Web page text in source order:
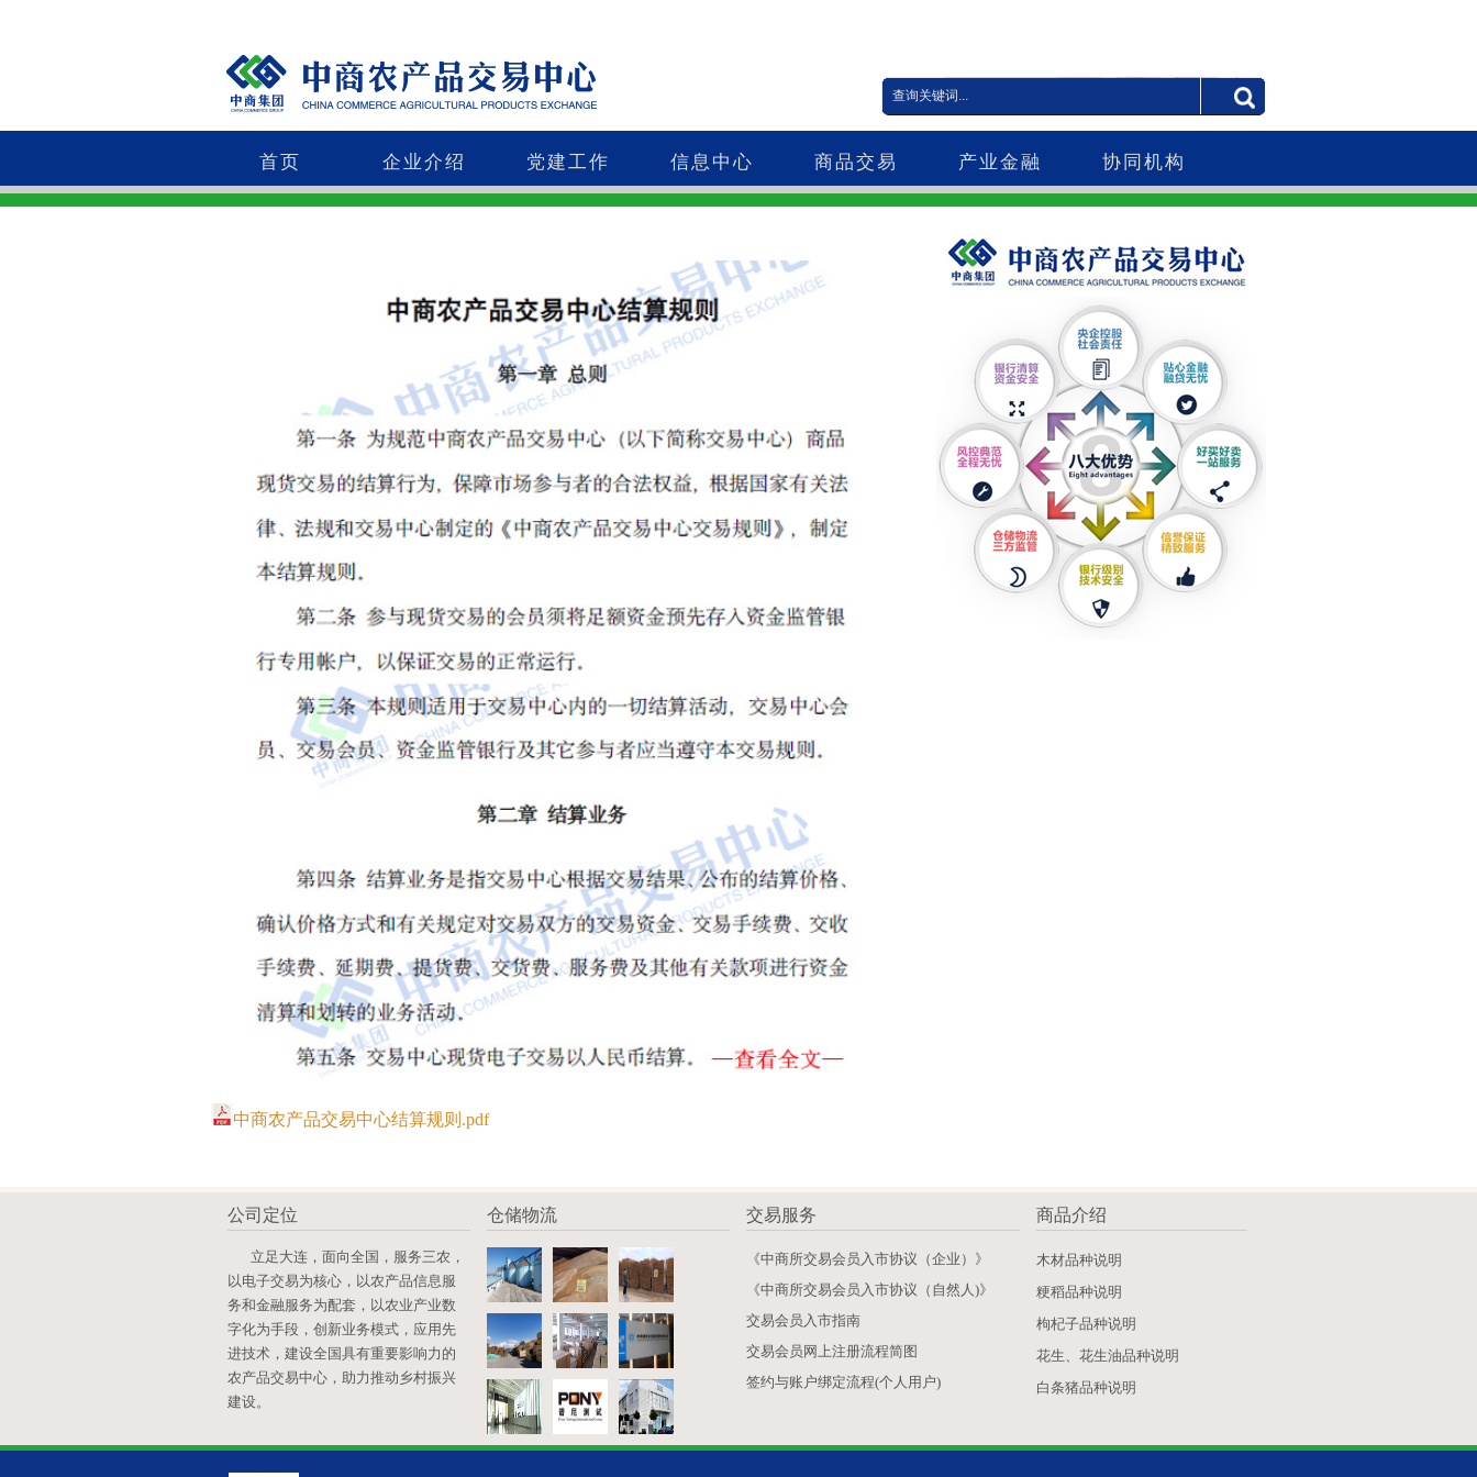
首页 企业介绍 党建工作 信息中心 商品交易 产业金融 协同机构
中商农产品交易中心结算规则.pdf
公司定位
立足大连，面向全国，服务三农，
以电子交易为核心，以农产品信息服
务和金融服务为配套，以农业产业数
字化为手段，创新业务模式，应用先
进技术，建设全国具有重要影响力的
农产品交易中心，助力推动乡村振兴
建设。
仓储物流 交易服务
《中商所交易会员入市协议（企业）》
《中商所交易会员入市协议（自然人)》
交易会员入市指南
交易会员网上注册流程简图
签约与账户绑定流程(个人用户)
商品介绍
木材品种说明
粳稻品种说明
枸杞子品种说明
花生、花生油品种说明
白条猪品种说明